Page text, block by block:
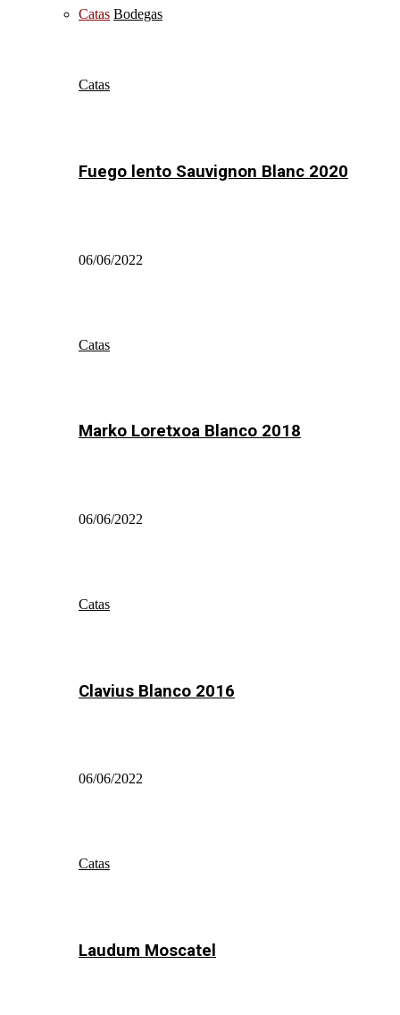
Catas Bodegas
Catas
Fuego lento Sauvignon Blanc 2020
06/06/2022
Catas
Marko Loretxoa Blanco 2018
06/06/2022
Catas
Clavius Blanco 2016
06/06/2022
Catas
Laudum Moscatel